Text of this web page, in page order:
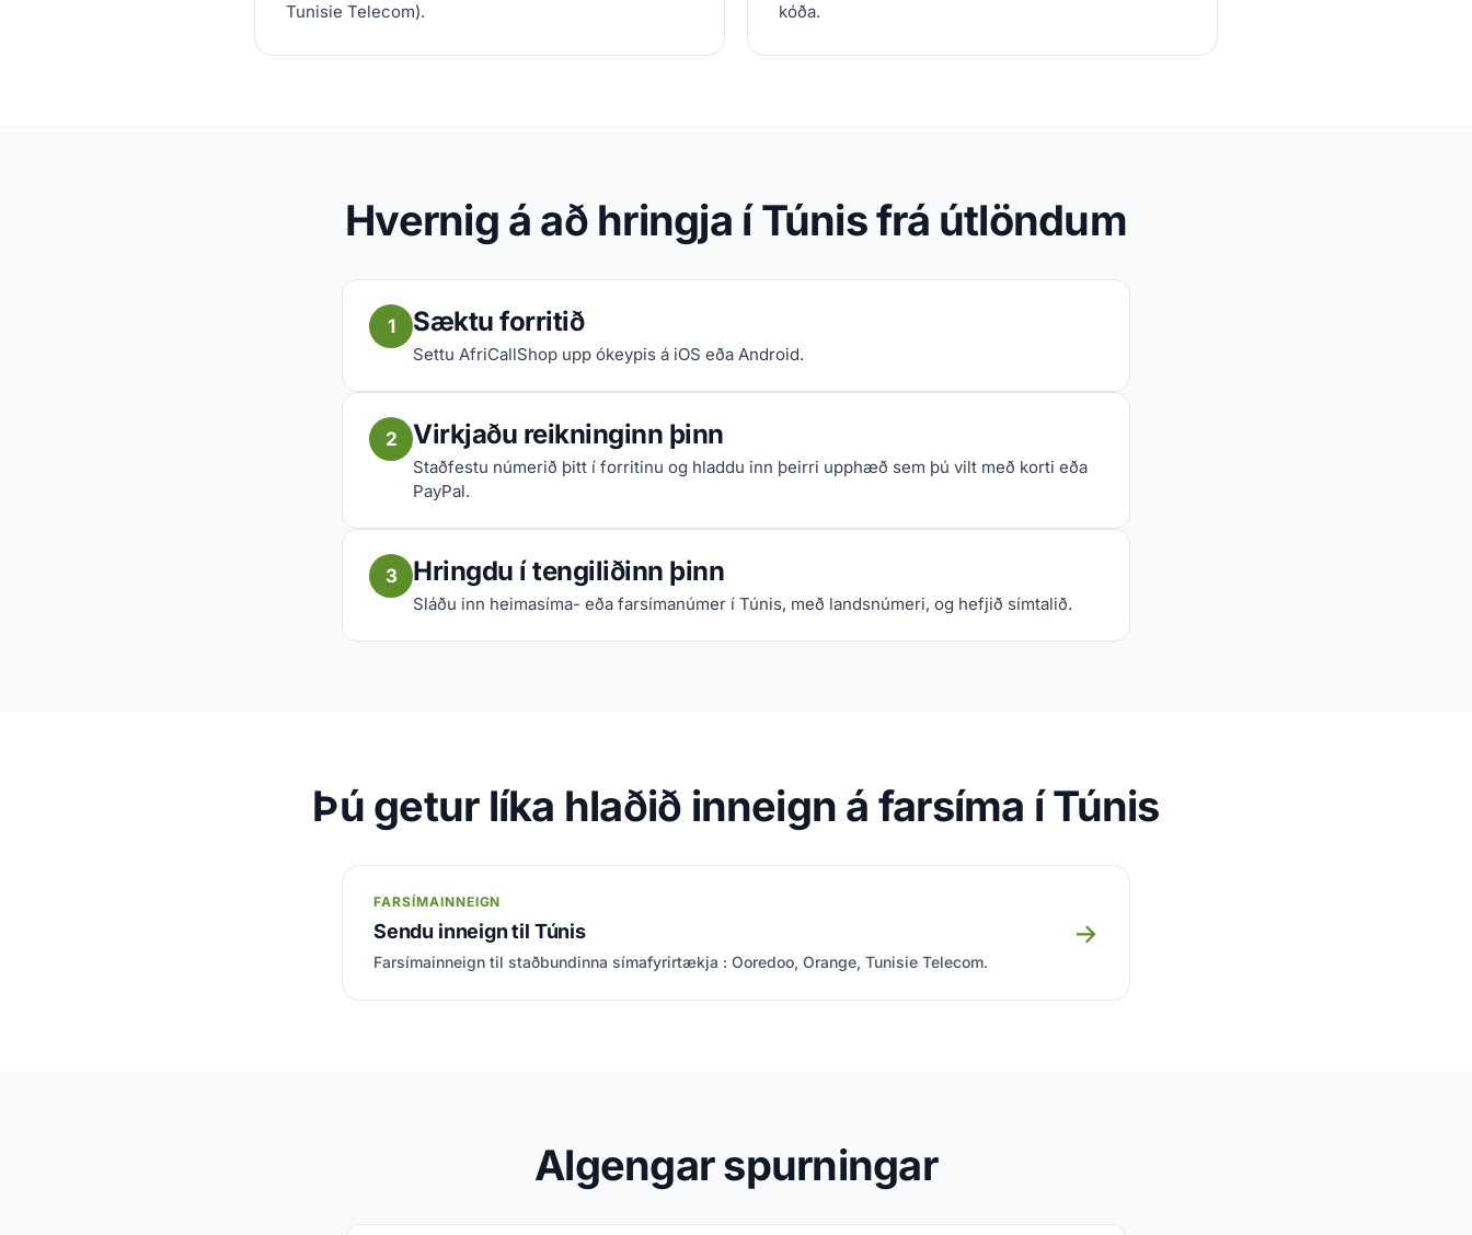
Tunisie Telecom).
kóða.
Hvernig á að hringja í Túnis frá útlöndum
1 Sæktu forritið
Settu AfriCallShop upp ókeypis á iOS eða Android.
2 Virkjaðu reikninginn þinn
Staðfestu númerið þitt í forritinu og hladdu inn þeirri upphæð sem þú vilt með korti eða
PayPal.
3 Hringdu í tengiliðinn þinn
Sláðu inn heimasíma- eða farsímanúmer í Túnis, með landsnúmeri, og hefjið símtalið.
Þú getur líka hlaðið inneign á farsíma í Túnis
FARSÍMAINNEIGN
Sendu inneign til Túnis
Farsímainneign til staðbundinna símafyrirtækja : Ooredoo, Orange, Tunisie Telecom.
→
Algengar spurningar